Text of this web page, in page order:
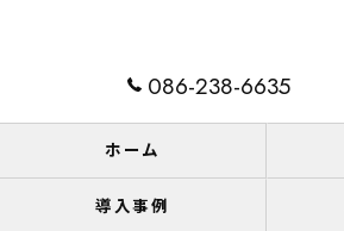
086-238-6635
ホーム
導入事例